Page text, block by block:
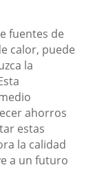
fuentes de
calor, puede
la
ahorros
estas
la calidad
a un futuro